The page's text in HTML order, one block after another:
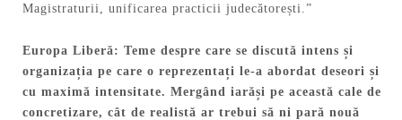
Magistraturii, unificarea practicii judecătorești.”
Europa Liberă: Teme despre care se discută intens și
organizația pe care o reprezentați le-a abordat deseori și
cu maximă intensitate. Mergând iarăși pe această cale de
concretizare, cât de realistă ar trebui să ni pară nouă